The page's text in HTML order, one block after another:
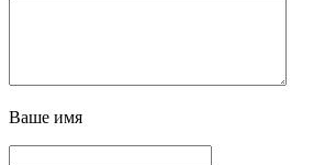
Ваше имя